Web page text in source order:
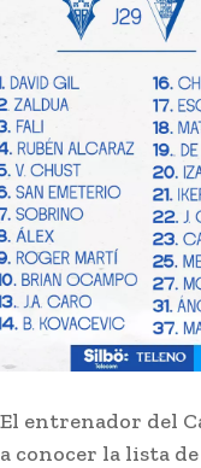
Actualidad 2 horas ago
El coro de Julio
Carnaval 17 horas ago
El entrenador del
a conocer la lista